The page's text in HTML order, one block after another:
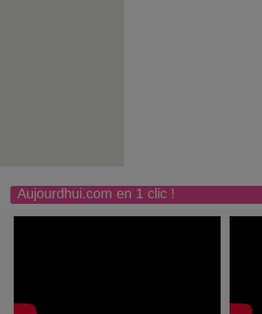
Aujourdhui.com en 1 clic !